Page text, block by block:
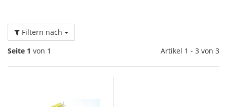
Filtern nach
Seite 1 von 1 Artikel 1 - 3 von 3